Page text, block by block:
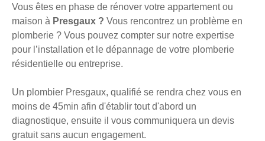
Vous êtes en phase de rénover votre appartement ou
maison à Presgaux ? Vous rencontrez un problème en
plomberie ? Vous pouvez compter sur notre expertise
pour l’installation et le dépannage de votre plomberie
résidentielle ou entreprise.
Un plombier Presgaux, qualifié se rendra chez vous en
moins de 45min afin d'établir tout d'abord un
diagnostique, ensuite il vous communiquera un devis
gratuit sans aucun engagement.